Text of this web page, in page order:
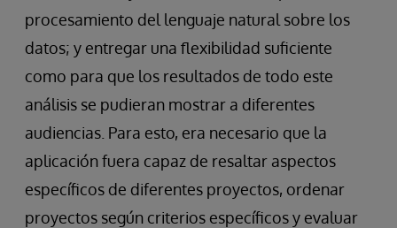
procesamiento del lenguaje natural sobre los
datos; y entregar una flexibilidad suficiente
como para que los resultados de todo este
análisis se pudieran mostrar a diferentes
audiencias. Para esto, era necesario que la
aplicación fuera capaz de resaltar aspectos
específicos de diferentes proyectos, ordenar
proyectos según criterios específicos y evaluar